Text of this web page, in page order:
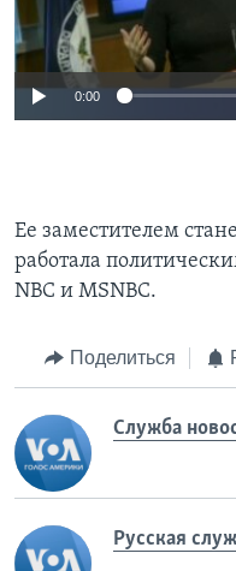
0:00
Ее заместителем
работала
NBC и MSNBC.
Поделиться
Служба
Русская